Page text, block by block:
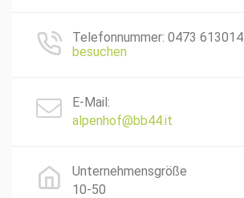
Telefonnummer: 0473 613014
besuchen
E-Mail:
alpenhof@bb44.it
Unternehmensgröße
10-50